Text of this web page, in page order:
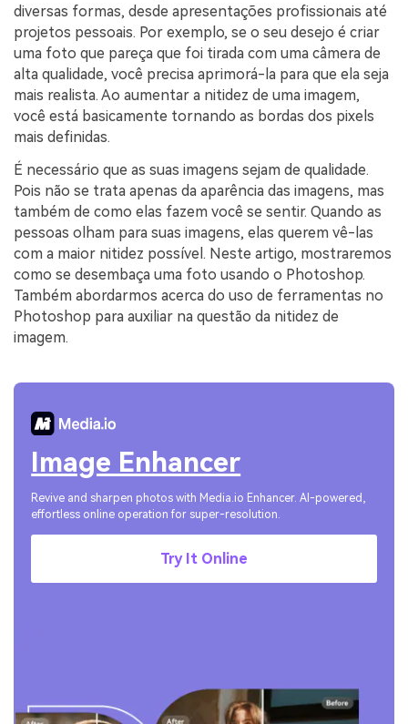
diversas formas, desde apresentações profissionais até
projetos pessoais. Por exemplo, se o seu desejo é criar
uma foto que pareça que foi tirada com uma câmera de
alta qualidade, você precisa aprimorá-la para que ela seja
mais realista. Ao aumentar a nitidez de uma imagem,
você está basicamente tornando as bordas dos pixels
mais definidas.
É necessário que as suas imagens sejam de qualidade.
Pois não se trata apenas da aparência das imagens, mas
também de como elas fazem você se sentir. Quando as
pessoas olham para suas imagens, elas querem vê-las
com a maior nitidez possível. Neste artigo, mostraremos
como se desembaça uma foto usando o Photoshop.
Também abordarmos acerca do uso de ferramentas no
Photoshop para auxiliar na questão da nitidez de
imagem.
Image Enhancer
Revive and sharpen photos with Media.io Enhancer. AI-powered,
effortless online operation for super-resolution.
Try It Online